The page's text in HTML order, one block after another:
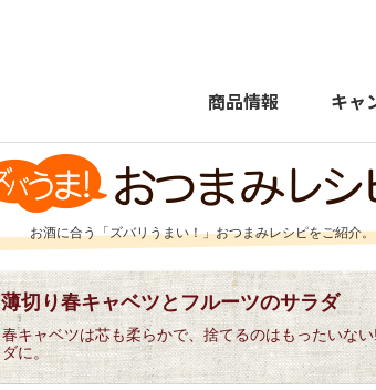
商品情報 キャ
お酒に合う「ズバリうまい！」おつまみレシピをご紹介。
薄切り春キャベツとフルーツのサラダ
春キャベツは芯も柔らかで、捨てるのはもったいな
ダに。